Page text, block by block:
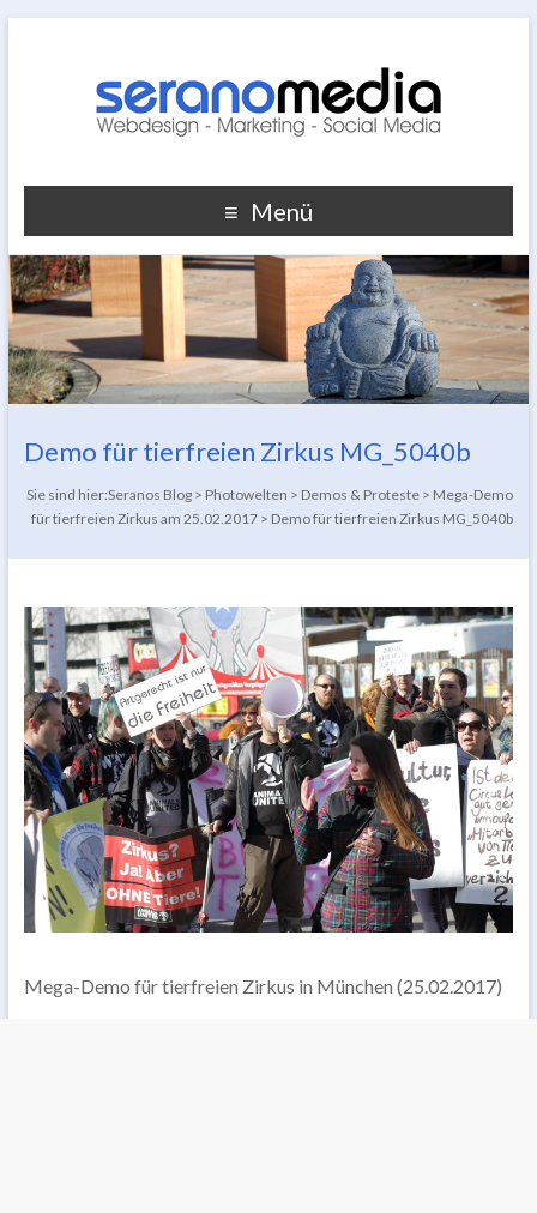
Menü
Demo für tierfreien Zirkus MG_5040b
Sie sind hier:Seranos Blog > Photowelten > Demos & Proteste > Mega-Demo
für tierfreien Zirkus am 25.02.2017 > Demo für tierfreien Zirkus MG_5040b
Mega-Demo für tierfreien Zirkus in München (25.02.2017)